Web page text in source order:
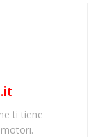
ti tiene